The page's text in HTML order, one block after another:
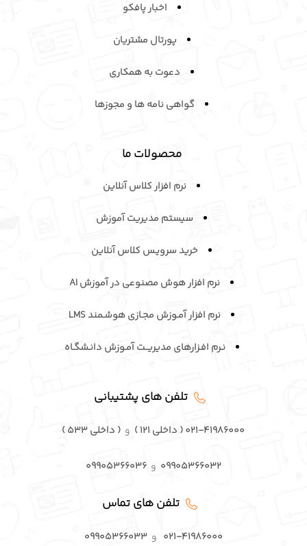
اخبار پافکو
پورتال مشتریان
دعوت به همکاری
گواهی نامه ها و مجوزها
محصولات ما
نرم افزار کلاس آنلاین
سیستم مدیریت آموزش
خرید سرویـس کلاس آنلاین
نرم افزار هوش مصنوعی در آموزش AI
نرم افزار آمـوزش مجـازی هوشـمند LMS
نـرم افـزارهای مدیریــت آمـوزش دانـشگـاه
تلفن های پشتیبانی
۰۲۱-۴۱۹۸۶۰۰۰ ( داخلی ۱۲۱ ) و ( داخلی ۵۳۳ )
۰۹۹۰۵۳۶۶۰۳۲ و۰۹۹۰۵۳۶۶۰۳۶
تلفن های تماس
۰۲۱-۴۱۹۸۶۰۰۰ و۰۹۹۰۵۳۶۶۰۳۳